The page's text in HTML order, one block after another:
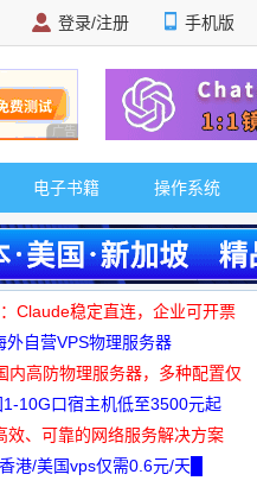
登录/注册 手机版
广告 商业广告，理性选择
电子书籍 操作系统
Claude稳定直连，企业可开票
外自营VPS物理服务器
内高防物理服务器，多种配置仅
10G口宿主机低至3500元起
效、可靠的网络服务解决方案
港/美国vps仅需0.6元/天█